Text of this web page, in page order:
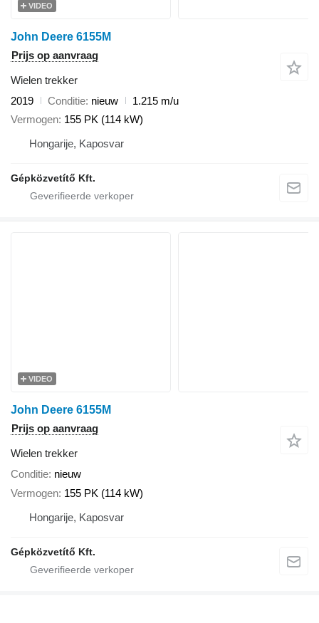
VIDEO
John Deere 6155M
Prijs op aanvraag
Wielen trekker
2019
Conditie nieuw
1.215 m/u
Vermogen 155 PK (114 kW)
Hongarije, Kaposvar
Gépközvetítő Kft.
VIDEO
John Deere 6155M
Prijs op aanvraag
Wielen trekker
Conditie nieuw
Vermogen 155 PK (114 kW)
Hongarije, Kaposvar
Gépközvetítő Kft.